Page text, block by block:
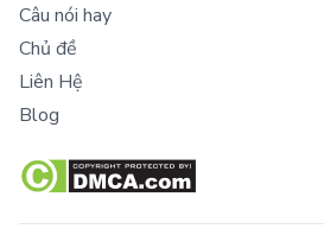
Câu nói hay
Chủ đề
Liên Hệ
Blog